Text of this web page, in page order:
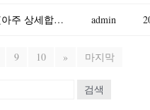
2023년 만0세 신입원아 적응일지 / 일주일분량 적응일지 5명 (아주 상세합니다) admin
9 10 » 마지막
검색